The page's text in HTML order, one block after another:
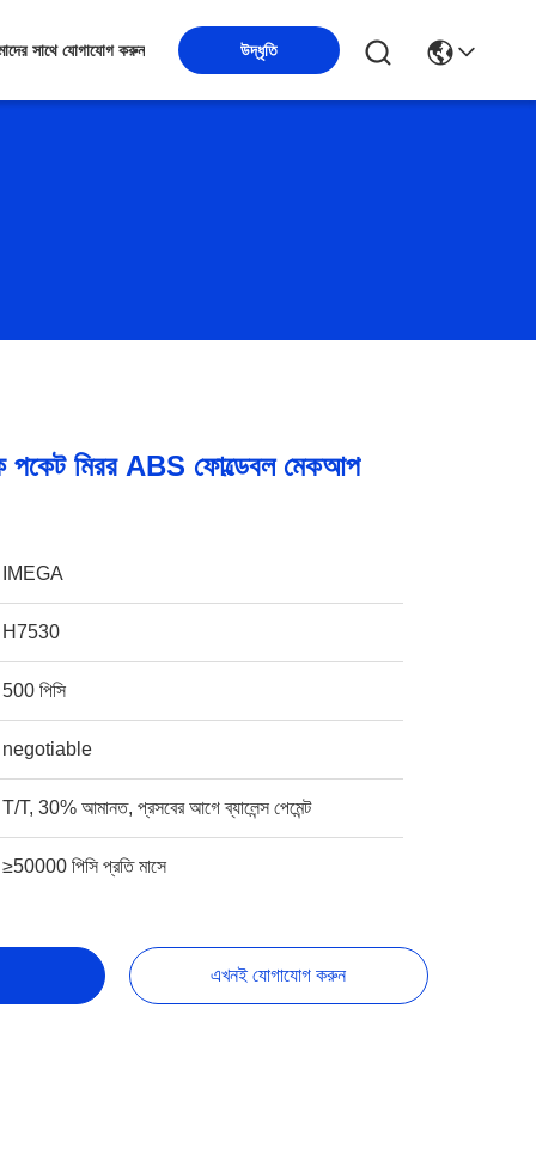
সাথে যোগাযোগ করুন উদ্ধৃতি
পকেট মিরর ABS ফোল্ডেবল মেকআপ
IMEGA
H7530
500 পিসি
negotiable
T/T, 30% আমানত, প্রসবের আগে ব্যালেন্স পেমেন্ট
≥50000 পিসি প্রতি মাসে
এখনই যোগাযোগ করুন